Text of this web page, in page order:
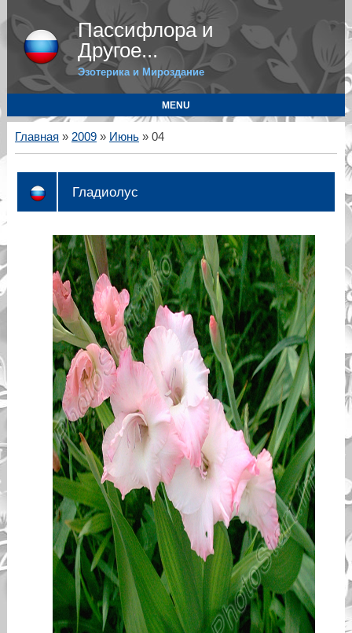
Пассифлора и
Другое...
Эзотерика и Мироздание
MENU
Главная » 2009 » Июнь » 04
Гладиолус